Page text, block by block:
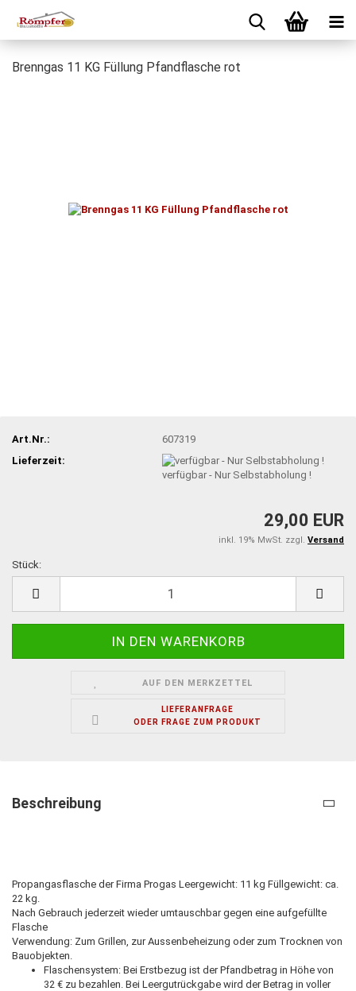
Brenngas 11 KG Füllung Pfandflasche rot
Art.Nr.:
607319
Lieferzeit:
verfügbar - Nur Selbstabholung !
29,00 EUR
inkl. 19% MwSt. zzgl. Versand
Stück:
AUF DEN MERKZETTEL
LIEFERANFRAGE
ODER FRAGE ZUM PRODUKT
Beschreibung
Propangasflasche der Firma Progas Leergewicht: 11 kg Füllgewicht: ca.
22 kg.
Nach Gebrauch jederzeit wieder umtauschbar gegen eine aufgefüllte
Flasche
Verwendung: Zum Grillen, zur Aussenbeheizung oder zum Trocknen von
Bauobjekten.
Flaschensystem: Bei Erstbezug ist der Pfandbetrag in Höhe von
32 € zu bezahlen. Bei Leergutrückgabe wird der Betrag in voller